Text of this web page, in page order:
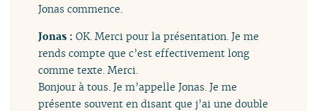
Jonas commence.
Jonas :OK. Merci pour la présentation. Je me
rends compte que c’est effectivement long
comme texte. Merci.
Bonjour à tous. Je m’appelle Jonas. Je me
présente souvent en disant que j’ai une double